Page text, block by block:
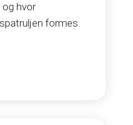
hvor
formes.